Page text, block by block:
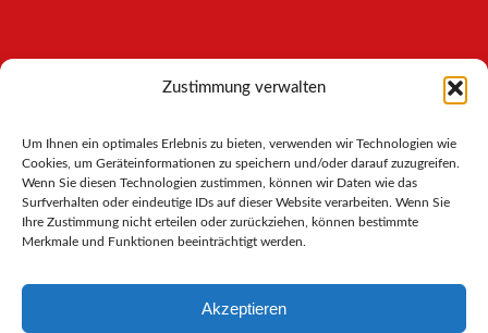
Zustimmung verwalten
Um Ihnen ein optimales Erlebnis zu bieten, verwenden wir Technologien wie
Cookies, um Geräteinformationen zu speichern und/oder darauf zuzugreifen.
Wenn Sie diesen Technologien zustimmen, können wir Daten wie das
Surfverhalten oder eindeutige IDs auf dieser Website verarbeiten. Wenn Sie
Ihre Zustimmung nicht erteilen oder zurückziehen, können bestimmte
Merkmale und Funktionen beeinträchtigt werden.
Akzeptieren
INFORMATIONEN
AGB
Datenschutz
Cookies-Richtlinie